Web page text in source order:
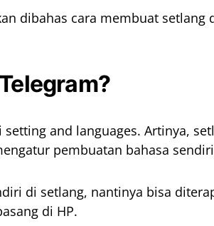
dibahas cara membuat setlang
and languages. Artinya,
pembuatan bahasa
di setlang, nantinya bisa
di HP.